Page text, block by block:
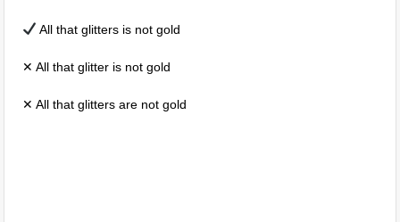
All that glitters is not gold
✕ All that glitter is not gold
✕ All that glitters are not gold